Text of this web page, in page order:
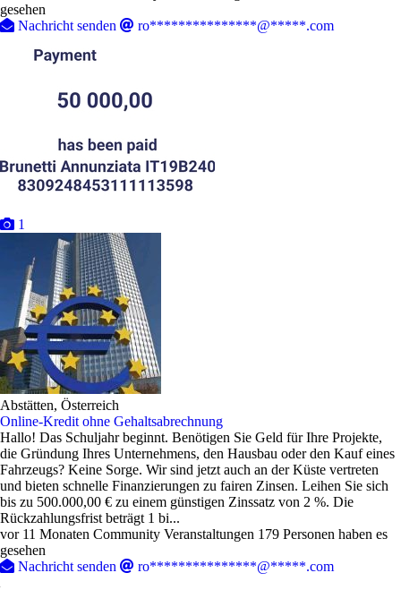
gesehen
Nachricht senden
ro***************@*****.com
1
Abstätten, Österreich
Online-Kredit ohne Gehaltsabrechnung
Hallo! Das Schuljahr beginnt. Benötigen Sie Geld für Ihre Projekte,
die Gründung Ihres Unternehmens, den Hausbau oder den Kauf eines
Fahrzeugs? Keine Sorge. Wir sind jetzt auch an der Küste vertreten
und bieten schnelle Finanzierungen zu fairen Zinsen. Leihen Sie sich
bis zu 500.000,00 € zu einem günstigen Zinssatz von 2 %. Die
Rückzahlungsfrist beträgt 1 bi...
vor 11 Monaten Community Veranstaltungen 179 Personen haben es
gesehen
Nachricht senden
ro***************@*****.com